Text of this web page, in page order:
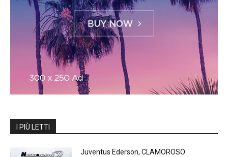
I PIÙ LETTI
Juventus Ederson, CLAMOROSO